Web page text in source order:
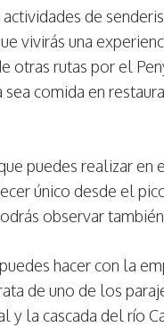
de
vivirás una
otras rutas por el
comida en
puedes realizar
único desde el
observar
hacer con la
de uno de los
y la cascada del río